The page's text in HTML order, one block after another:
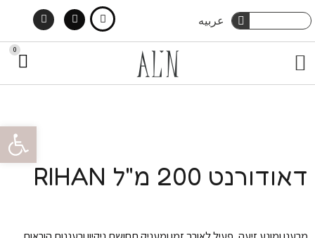
דילוג
חיפוש
חיפוש
عربيه
Facebook
Instagram
תפריט 0
דאודורנט 200 מ"ל RIHAN
פתח